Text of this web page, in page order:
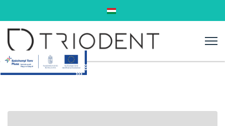
Válasszon nyelvet